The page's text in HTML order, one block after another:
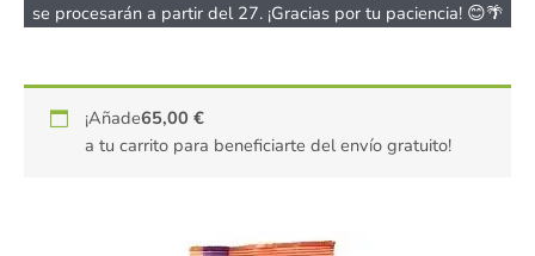
se procesarán a partir del 27. ¡Gracias por tu paciencia! 😊🌴
¡Añade65,00€
a tu carrito para beneficiarte del envío gratuito!
Mezcla
de
harinas